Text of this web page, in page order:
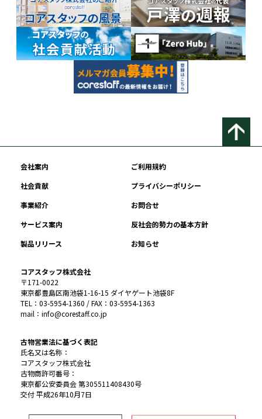
会社案内
ご利用規約
社会貢献
プライバシーポリシー
事業紹介
お問合せ
サービス案内
反社会的勢力の基本方針
製品リリース
お知らせ
コアスタッフ株式会社
〒171-0022
東京都豊島区南池袋1-16-15 ダイヤゲート池袋8F
TEL：03-5954-1360 / FAX：03-5954-1363
mail：info@corestaff.co.jp
古物営業法に基づく表記
氏名又は名称：
コアスタッフ株式会社
古物商許可番号：
東京都公安委員会 第305511408430号
交付 平成26年10月7日